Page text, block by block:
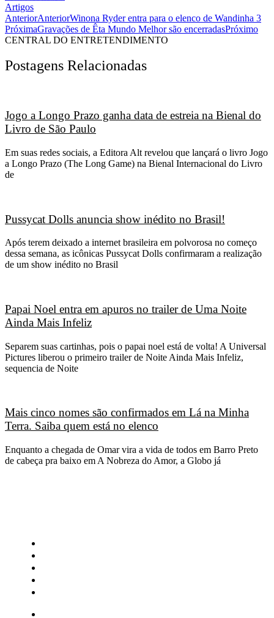
Artigos
AnteriorAnteriorWinona Ryder entra para o elenco de Wandinha 3
PróximaGravações de Êta Mundo Melhor são encerradasPróximo
CENTRAL DO ENTRETENDIMENTO
Postagens Relacionadas
Jogo a Longo Prazo ganha data de estreia na Bienal do
Livro de São Paulo
Em suas redes sociais, a Editora Alt revelou que lançará o livro Jogo
a Longo Prazo (The Long Game) na Bienal Internacional do Livro
de
Pussycat Dolls anuncia show inédito no Brasil!
Após terem deixado a internet brasileira em polvorosa no começo
dessa semana, as icônicas Pussycat Dolls confirmaram a realização
de um show inédito no Brasil
Papai Noel entra em apuros no trailer de Uma Noite
Ainda Mais Infeliz
Separem suas cartinhas, pois o papai noel está de volta! A Universal
Pictures liberou o primeiro trailer de Noite Ainda Mais Infeliz,
sequencia de Noite
Mais cinco nomes são confirmados em Lá na Minha
Terra. Saiba quem está no elenco
Enquanto a chegada de Omar vira a vida de todos em Barro Preto
de cabeça pra baixo em A Nobreza do Amor, a Globo já